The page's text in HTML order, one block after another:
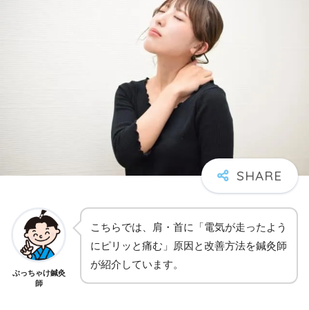
ぶっちゃけ鍼灸
師
こちらでは、肩・首に「電気が走ったよう
にピリッと痛む」原因と改善方法を鍼灸師
が紹介しています。